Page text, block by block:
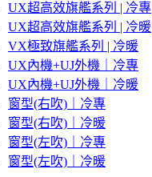
UX超高效旗艦系列 | 冷專
UX超高效旗艦系列 | 冷暖
VX極致旗艦系列 | 冷暖
UX內機+UJ外機｜冷專
UX內機+UJ外機｜冷暖
窗型(右吹)｜冷專
窗型(右吹)｜冷暖
窗型(左吹)｜冷專
窗型(左吹)｜冷暖